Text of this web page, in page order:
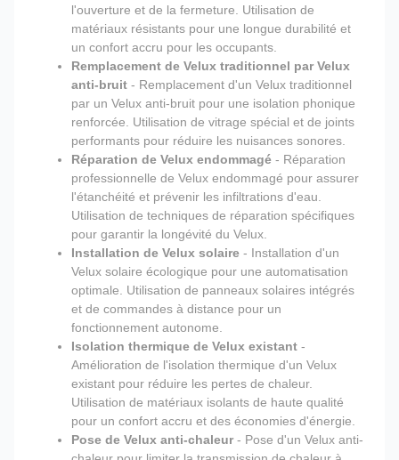
l'ouverture et de la fermeture. Utilisation de
matériaux résistants pour une longue durabilité et
un confort accru pour les occupants.
Remplacement de Velux traditionnel par Velux
anti-bruit - Remplacement d'un Velux traditionnel
par un Velux anti-bruit pour une isolation phonique
renforcée. Utilisation de vitrage spécial et de joints
performants pour réduire les nuisances sonores.
Réparation de Velux endommagé - Réparation
professionnelle de Velux endommagé pour assurer
l'étanchéité et prévenir les infiltrations d'eau.
Utilisation de techniques de réparation spécifiques
pour garantir la longévité du Velux.
Installation de Velux solaire - Installation d'un
Velux solaire écologique pour une automatisation
optimale. Utilisation de panneaux solaires intégrés
et de commandes à distance pour un
fonctionnement autonome.
Isolation thermique de Velux existant -
Amélioration de l'isolation thermique d'un Velux
existant pour réduire les pertes de chaleur.
Utilisation de matériaux isolants de haute qualité
pour un confort accru et des économies d'énergie.
Pose de Velux anti-chaleur- Pose d'un Velux anti-